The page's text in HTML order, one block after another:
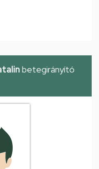
betegirányító